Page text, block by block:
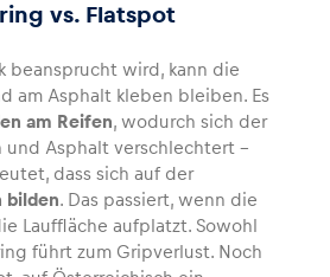
vs. Flatspot
beansprucht wird, kann die
am Asphalt kleben bleiben. Es
am Reifen, wodurch sich der
und Asphalt verschlechtert –
dass sich auf der
bilden. Das passiert, wenn die
Lauffläche aufplatzt. Sowohl
führt zum Gripverlust. Noch